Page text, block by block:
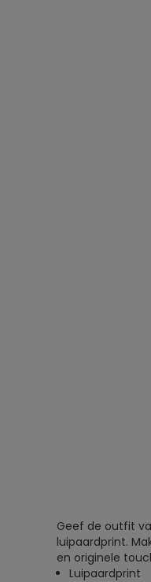
Geef de outfit
luipaardprint.
en originele
Luipaardprint